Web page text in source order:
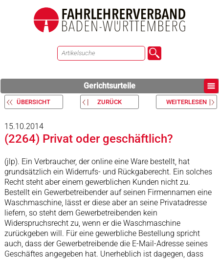
Gerichtsurteile
ÜBERSICHT ZURÜCK WEITERLESEN
15.10.2014
(2264) Privat oder geschäftlich?
(jlp). Ein Verbraucher, der online eine Ware bestellt, hat
grundsätzlich ein Widerrufs- und Rückgaberecht. Ein solches
Recht steht aber einem gewerblichen Kunden nicht zu.
Bestellt ein Gewerbetreibender auf seinen Firmennamen eine
Waschmaschine, lässt er diese aber an seine Privatadresse
liefern, so steht dem Gewerbetreibenden kein
Widerspruchsrecht zu, wenn er die Waschmaschine
zurückgeben will. Für eine gewerbliche Bestellung spricht
auch, dass der Gewerbetreibende die E-Mail-Adresse seines
Geschäftes angegeben hat. Unerheblich ist dagegen, dass